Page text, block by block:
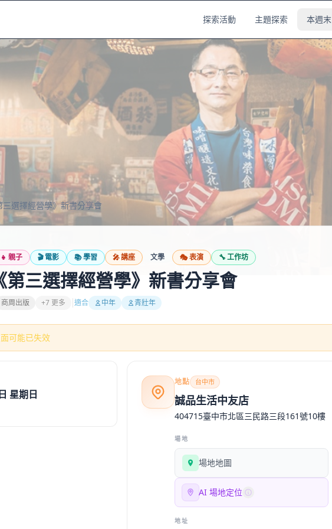
探索活動 主題探索 本週末
選擇經營學》新書分享會
親子 🎬電影 📚學習 🎤講座 文學 🎭表演 🔧工作坊
第三選擇經營學》新書分享會
商周出版 +7 更多 適合 中年 青壯年
可能已失效
星期日
地點 台中市
誠品生活中友店
404715臺中市北區三民路三段161號10樓
場地
場地地圖
AI 場地定位
地址